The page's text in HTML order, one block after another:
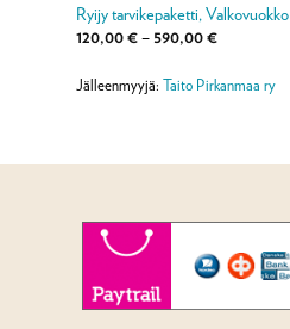
Ryijy tarvikepaketti, Valkovuokko
120,00€– 590,00€Hintaluokka:
590,00 €
Jälleenmyyjä: Taito Pirkanmaa ry